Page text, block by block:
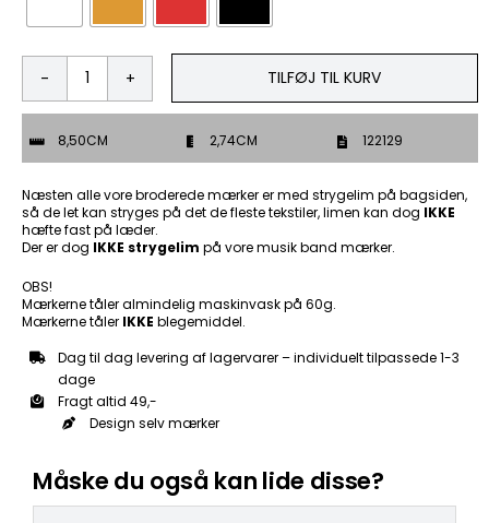
Lady
Rider
Patch
Mærke
antal
TILFØJ TIL KURV
8,50CM 2,74CM 122129
Næsten alle vore broderede mærker er med strygelim på bagsiden,
så de let kan stryges på det de fleste tekstiler, limen kan dog IKKE
hæfte fast på læder.
Der er dog IKKE strygelim på vore musik band mærker.
OBS!
Mærkerne tåler almindelig maskinvask på 60g.
Mærkerne tåler IKKE blegemiddel.
Dag til dag levering af lagervarer – individuelt tilpassede 1-3
dage
Fragt altid 49,-
Design selv mærker
Måske du også kan lide disse?